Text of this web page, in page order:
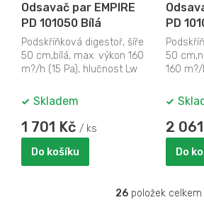
Odsavač par EMPIRE
PD 101050 Bílá
Podskříňková digestoř, šíře
50 cm,bílá, max. výkon 160
m?/h (15 Pa), hlučnost Lw
Skladem
1 701 Kč / ks
Do košíku
PD
50
160
2
Do
O
26 položek celkem